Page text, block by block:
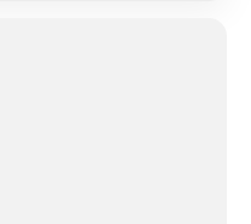
le
de l’écran
la mentonnière
du passage